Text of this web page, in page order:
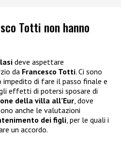
Totti non hanno
deve aspettare
da Francesco Totti. Ci sono
impedito di fare il passo finale e
effetti di potersi sposare di
della villa all’Eur , dove
anche le valutazioni
dei figli , per le quali i
un accordo.